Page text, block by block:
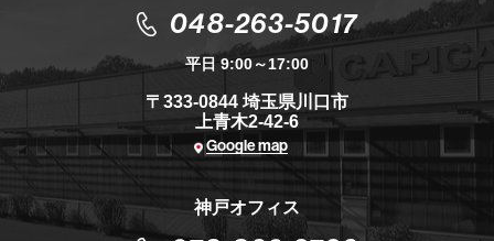
048-263-5017
平日 9:00～17:00
〒333-0844 埼玉県川口市
上青木2-42-6
Google map
神戸オフィス